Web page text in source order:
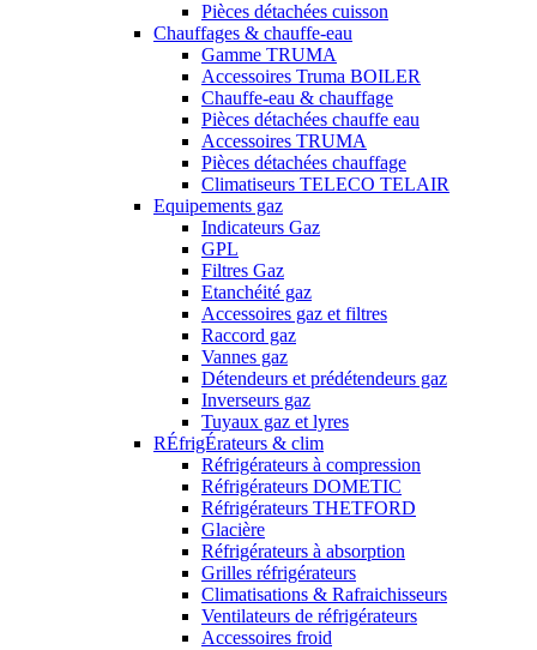
Pièces détachées cuisson
Chauffages & chauffe-eau
Gamme TRUMA
Accessoires Truma BOILER
Chauffe-eau & chauffage
Pièces détachées chauffe eau
Accessoires TRUMA
Pièces détachées chauffage
Climatiseurs TELECO TELAIR
Equipements gaz
Indicateurs Gaz
GPL
Filtres Gaz
Etanchéité gaz
Accessoires gaz et filtres
Raccord gaz
Vannes gaz
Détendeurs et prédétendeurs gaz
Inverseurs gaz
Tuyaux gaz et lyres
RÉfrigÉrateurs & clim
Réfrigérateurs à compression
Réfrigérateurs DOMETIC
Réfrigérateurs THETFORD
Glacière
Réfrigérateurs à absorption
Grilles réfrigérateurs
Climatisations & Rafraichisseurs
Ventilateurs de réfrigérateurs
Accessoires froid